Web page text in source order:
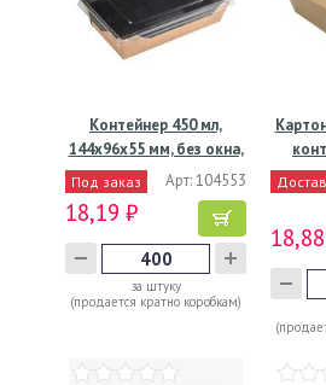
Контейнер 450 мл,
144х96х55 мм, без окна,
Под заказ Арт: 104553
18,19 ₽
за штуку
(продается кратно коробкам)